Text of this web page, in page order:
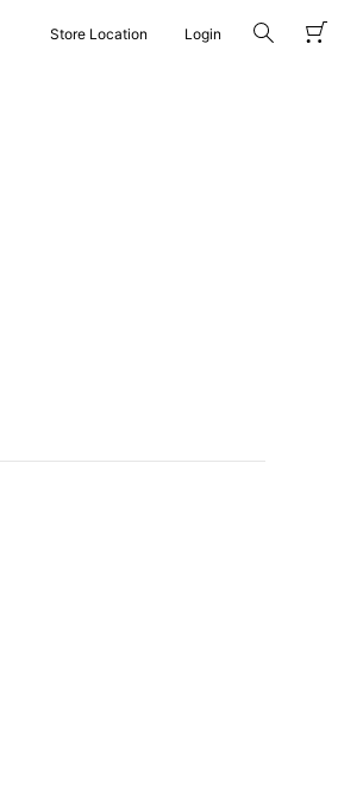
Login
Store Location